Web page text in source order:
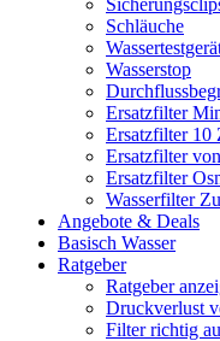
Schläuche
Wasserstop
Ersatzfilter
Ersatzfilter 10
Ersatzfilter
Ersatzfilter
Wasserfilter
Angebote & Deals
Basisch Wasser
Ratgeber
Ratgeber
Druckverlust
Filter richtig